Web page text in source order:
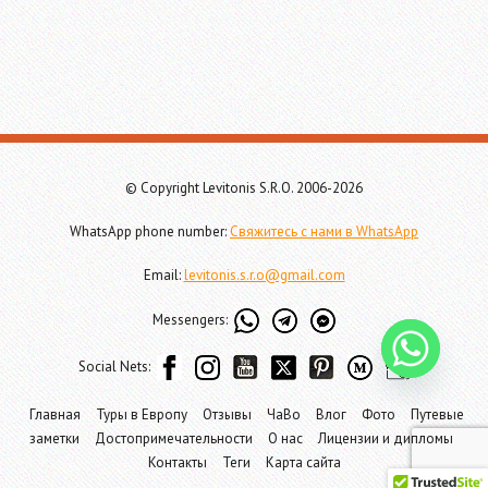
© Copyright Levitonis S.R.O. 2006-2026
WhatsApp phone number:Свяжитесь с нами в WhatsApp
Email:levitonis.s.r.o@gmail.com
Messengers:
Social Nets:
Главная Туры в Европу Отзывы ЧаВо Влог Фото
Путевые
заметки
Достопримечательности О нас
Лицензии и дипломы
Контакты
Теги Карта сайта